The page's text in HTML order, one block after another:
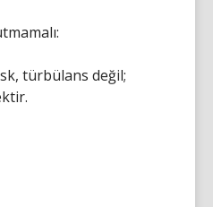
türbülans değil;